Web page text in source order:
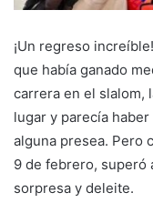
¡Un regreso
que había ganado
carrera en el slalom,
lugar y parecía
alguna presea. Pero
9 de febrero, superó
sorpresa y deleite.